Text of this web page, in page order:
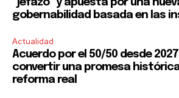
“jefazo” y apuesta por una
gobernabilidad basada en las
Actualidad
Acuerdo por el 50/50 desde
convertir una promesa
reforma real